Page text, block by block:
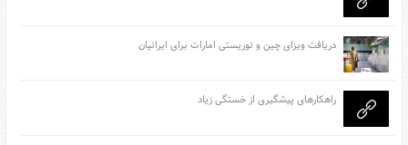
دریافت ویزای چین و توریستی امارات برای ایرانیان
راهکارهای پیشگیری از خستگی زیاد